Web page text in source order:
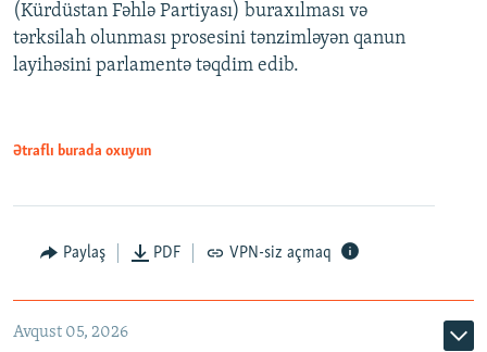
Auto 240p 360p 480p
720p 1080p
480p
(Kürdüstan Fəhlə Partiyası) buraxılması və
tərksilah olunması prosesini tənzimləyən qanun
layihəsini parlamentə təqdim edib.
Ətraflı burada oxuyun
Paylaş PDF VPN-siz açmaq
Avqust 05, 2026